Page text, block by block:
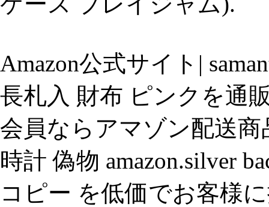
Amazon公式サイト|
長札入 財布 ピンクを通
会員ならアマゾン配送
時計 偽物 amazon.silver
コピー を低価でお客様